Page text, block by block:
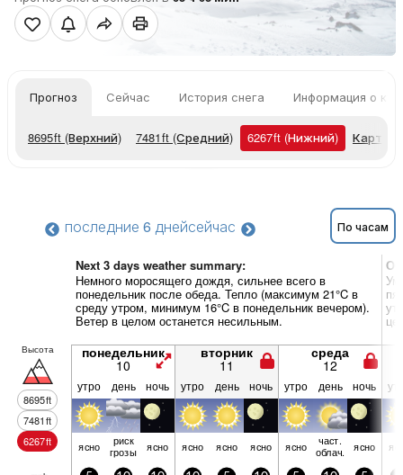
Прогноз Сейчас История снега Информация о
8695ft (Верхний) 7481ft (Средний) 6267ft (Нижний) Карты
последние 6 днейсейчас По часам
Next 3 days weather summary:
Немного моросящего дождя, сильнее всего в
понедельник после обеда. Тепло (максимум 21°C в
среду утром, минимум 16°C в понедельник вечером).
Ветер в целом останется несильным.
Высота
8695ft
7481ft
6267ft
понедельник
10
вторник
11
среда
12
утро день ночь утро день ночь утро день ночь
ясно риск
грозы ясно ясно ясно ясно ясно част.
облач. ясно